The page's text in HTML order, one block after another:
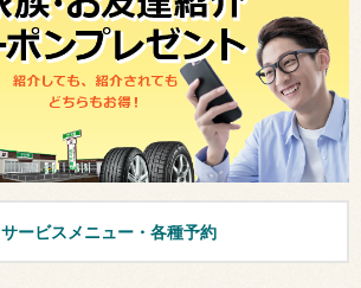
サービスメニュー・各種予約